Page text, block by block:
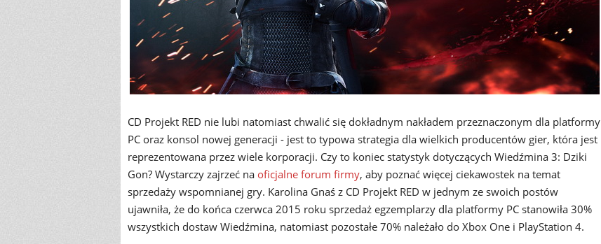
CD Projekt RED nie lubi natomiast chwalić się dokładnym nakładem przeznaczonym dla platformy
PC oraz konsol nowej generacji - jest to typowa strategia dla wielkich producentów gier, która jest
reprezentowana przez wiele korporacji. Czy to koniec statystyk dotyczących Wiedźmina 3: Dziki
Gon? Wystarczy zajrzeć na oficjalne forum firmy, aby poznać więcej ciekawostek na temat
sprzedaży wspomnianej gry. Karolina Gnaś z CD Projekt RED w jednym ze swoich postów
ujawniła, że do końca czerwca 2015 roku sprzedaż egzemplarzy dla platformy PC stanowiła 30%
wszystkich dostaw Wiedźmina, natomiast pozostałe 70% należało do Xbox One i PlayStation 4.